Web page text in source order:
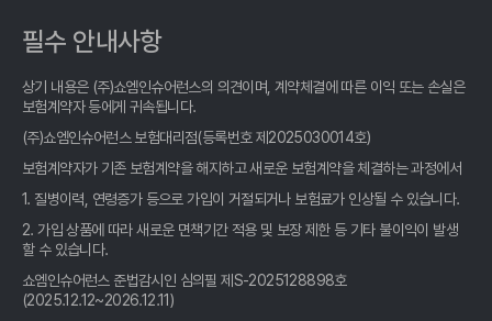
암보험 비교, 숨겨진 꿀팁 대방출! 나만 몰랐던 현명한 선택법
암보험 비교, 클릭 몇 번으로 끝? 숨겨진 꿀팁 전격 공개!
암보험 비교, 발품 팔지 마세요! 숨겨진 꿀팁 여기서 챙겨가세요
암보험 비교사이트, 2026년 가입 전 '이것' 모르면 손해! 후회없는
선택 가이드
필수 안내사항
상기 내용은 (주)쇼엠인슈어런스의 의견이며, 계약체결에 따른 이익 또는 손실은
보험계약자 등에게 귀속됩니다.
(주)쇼엠인슈어런스 보험대리점(등록번호 제2025030014호)
보험계약자가 기존 보험계약을 해지하고 새로운 보험계약을 체결하는 과정에서
1. 질병이력, 연령증가 등으로 가입이 거절되거나 보험료가 인상될 수 있습니다.
2. 가입 상품에 따라 새로운 면책기간 적용 및 보장 제한 등 기타 불이익이 발생
할 수 있습니다.
쇼엠인슈어런스 준법감시인 심의필 제S-2025128898호
(2025.12.12~2026.12.11)